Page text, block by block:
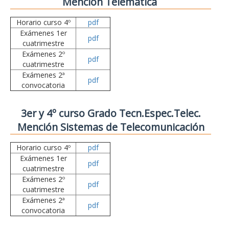
Horario curso 4º
pdf
Exámenes 1er
cuatrimestre
pdf
Exámenes 2º
cuatrimestre
pdf
Exámenes 2ª
convocatoria
pdf
3er y 4º curso Grado Tecn.Espec.Telec.
Mención Sistemas de Telecomunicación
Horario curso 4º
pdf
Exámenes 1er
cuatrimestre
pdf
Exámenes 2º
cuatrimestre
pdf
Exámenes 2ª
convocatoria
pdf